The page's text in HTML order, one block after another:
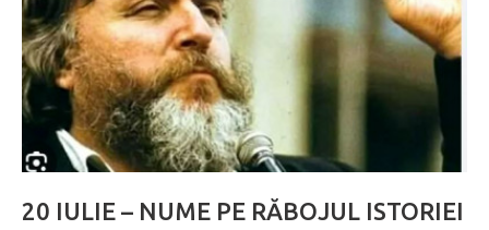
20 IULIE – NUME PE RĂBOJUL ISTORIEI